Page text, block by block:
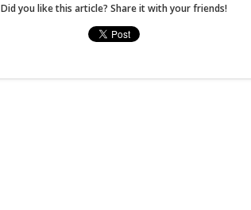
Did you like this article? Share it with your friends!